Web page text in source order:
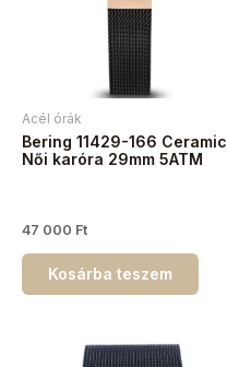
Acél órák
Bering 11429-166 Ceramic
Női karóra 29mm 5ATM
47 000 Ft
Kosárba teszem